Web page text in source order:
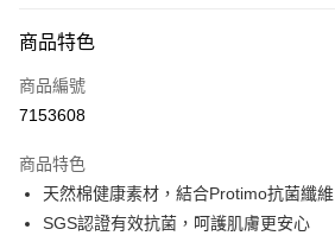
LINE Pay
Apple Pay
悠遊付
全盈+PAY
商品特色
商品編號
7153608
商品特色
天然棉健康素材，結合Protimo抗菌纖維
SGS認證有效抗菌，呵護肌膚更安心